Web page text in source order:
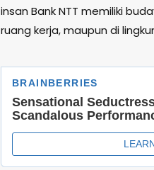
insan Bank NTT memiliki
ruang kerja, maupun di